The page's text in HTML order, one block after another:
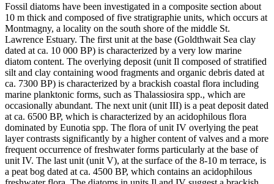
Fossil diatoms have been investigated in a composite section about
10 m thick and composed of five stratigraphie units, which occurs at
Montmagny, a locality on the south shore of the middle St.
Lawrence Estuary. The first unit at the base (Goldthwait Sea clay
dated at ca. 10 000 BP) is characterized by a very low marine
diatom content. The overlying deposit (unit Il composed of stratified
silt and clay containing wood fragments and organic debris dated at
ca. 7300 BP) is characterized by a brackish coastal flora including
marine planktonic forms, such as Thalassiosira spp., which are
occasionally abundant. The next unit (unit III) is a peat deposit dated
at ca. 6500 BP, which is characterized by an acidophilous flora
dominated by Eunotia spp. The flora of unit IV overlying the peat
layer contrasts significantly by a higher content of valves and a more
frequent occurrence of freshwater forms particularly at the base of
unit IV. The last unit (unit V), at the surface of the 8-10 m terrace, is
a peat bog dated at ca. 4500 BP, which contains an acidophilous